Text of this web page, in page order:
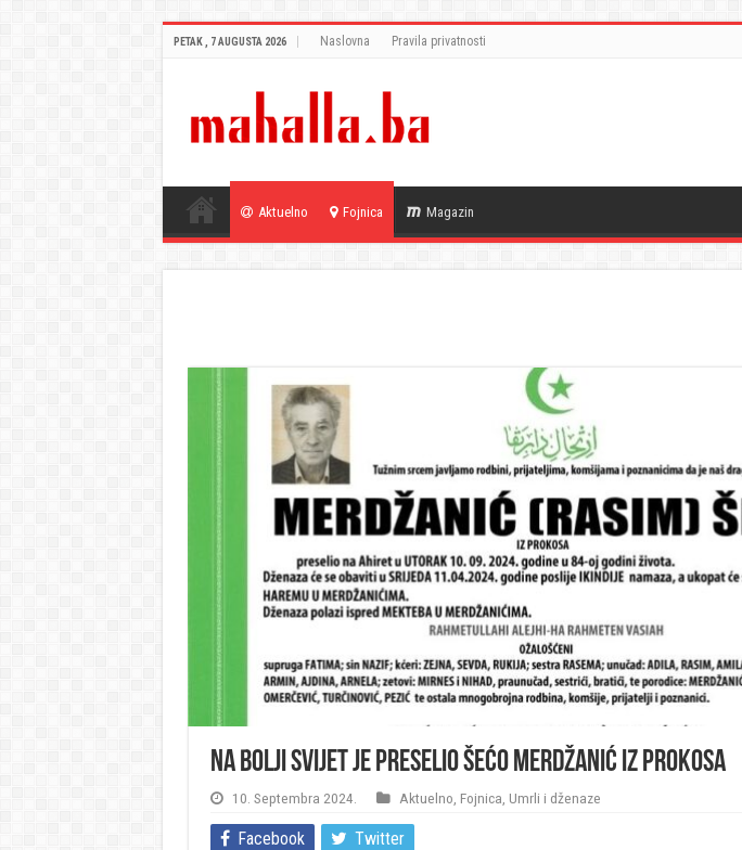
PETAK , 7 AUGUSTA 2026 Naslovna Pravila privatnosti
Aktuelno Fojnica Magazin
Na Bolji svijet je preselio Šećo Merdžanić iz Prokosa
10. Septembra 2024. Aktuelno Fojnica Umrli i dženaze
Facebook Twitter